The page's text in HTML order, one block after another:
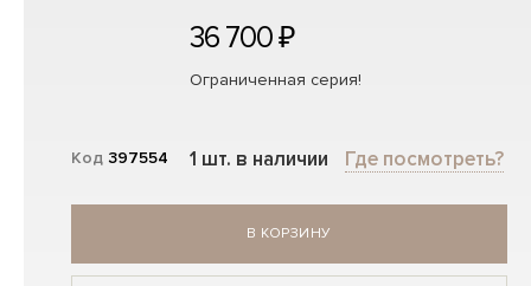
Код 397554
36 700 ₽
Ограниченная серия!
1 шт. в наличии Где посмотреть?
В КОРЗИНУ